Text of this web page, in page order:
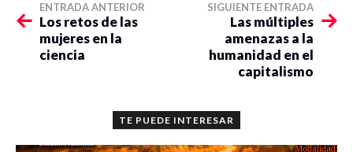
ENTRADA ANTERIOR
Los retos de las
mujeres en la
ciencia
SIGUIENTE ENTRADA
Las múltiples
amenazas a la
humanidad en el
capitalismo
TE PUEDE INTERESAR